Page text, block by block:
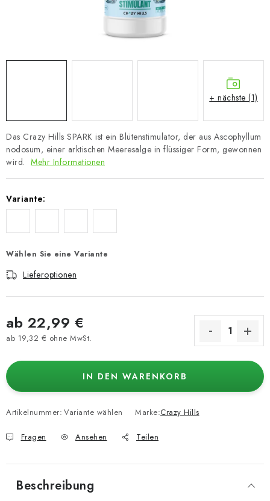
Das Crazy Hills SPARK ist ein Blütenstimulator, der aus Ascophyllum
nodosum, einer arktischen Meeresalge in flüssiger Form, gewonnen
wird. Mehr Informationen
Variante:
Wählen Sie eine Variante
Lieferoptionen
ab 22,99 €
ab 19,32 € ohne MwSt.
IN DEN WARENKORB
Artikelnummer: Variante wählen Marke:Crazy Hills
Fragen Ansehen Teilen
+ nächste (1)
Beschreibung